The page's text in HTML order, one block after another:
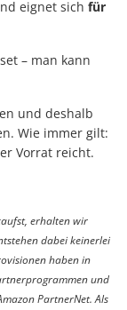
eignet sich für
– man kann
und deshalb
Wie immer gilt:
Vorrat reicht.
erhalten wir
dabei keinerlei
haben in
und
PartnerNet. Als